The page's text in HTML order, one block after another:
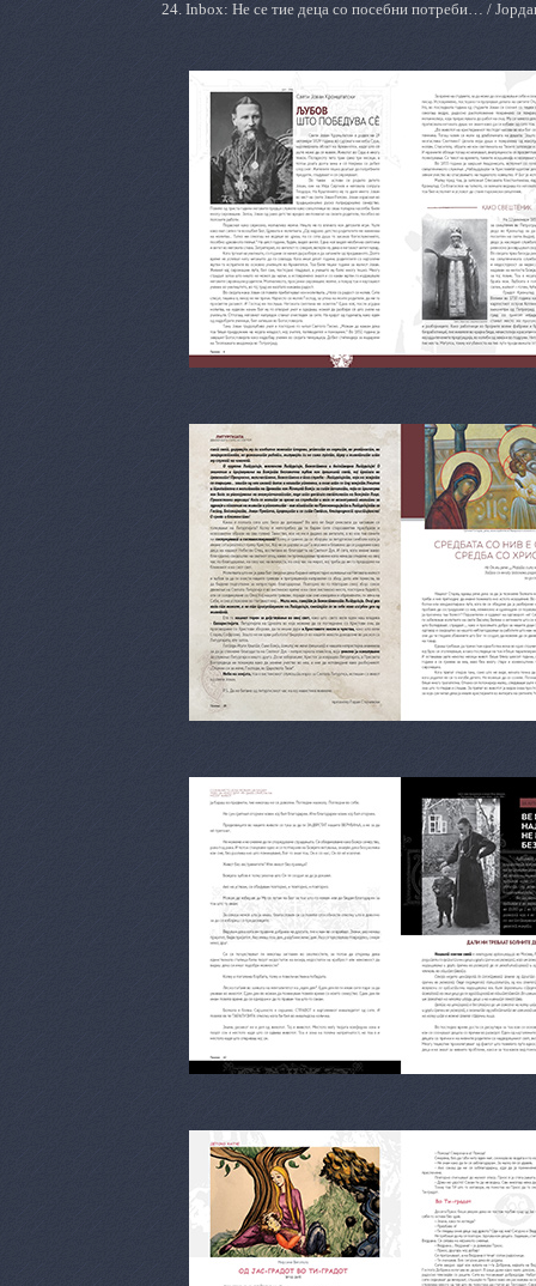
24. Inbox: Не се тие деца со посебни потреби… /